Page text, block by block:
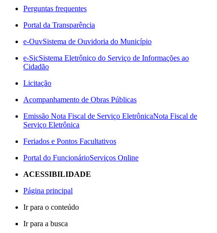
Perguntas frequentes
Portal da Transparência
e-OuvSistema de Ouvidoria do Município
e-SicSistema Eletrônico do Serviço de Informações ao
Cidadão
Licitação
Acompanhamento de Obras Públicas
Emissão Nota Fiscal de Serviço EletrônicaNota Fiscal de
Serviço Eletrônica
Feriados e Pontos Facultativos
Portal do FuncionárioServiços Online
ACESSIBILIDADE
Página principal
Ir para o conteúdo
Ir para a busca